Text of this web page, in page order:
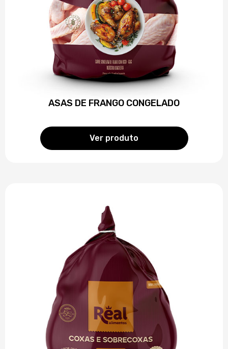
ASAS DE FRANGO CONGELADO
Ver produto